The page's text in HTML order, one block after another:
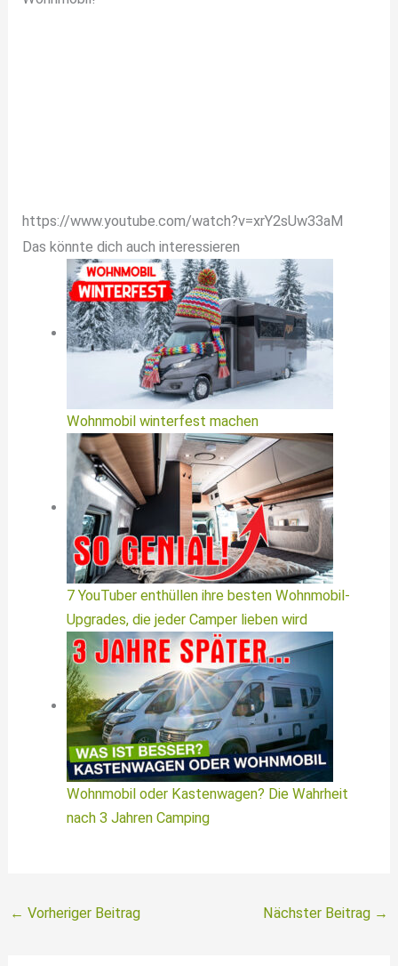
https://www.youtube.com/watch?v=xrY2sUw33aM
Das könnte dich auch interessieren
Wohnmobil winterfest machen
7 YouTuber enthüllen ihre besten Wohnmobil-
Upgrades, die jeder Camper lieben wird
Wohnmobil oder Kastenwagen? Die Wahrheit
nach 3 Jahren Camping
← Vorheriger Beitrag Nächster Beitrag →